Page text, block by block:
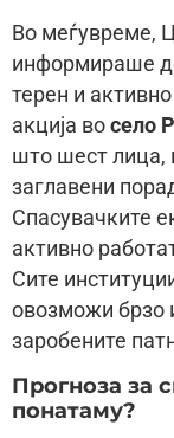
Во меѓувреме,
информираше
терен и
акција во село
што шест лица,
заглавени
Спасувачките
активно
Сите
овозможи брзо
заробените
Прогноза за
понатаму?